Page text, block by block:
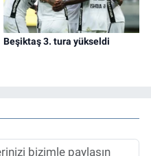
Beşiktaş 3. tura yükseldi